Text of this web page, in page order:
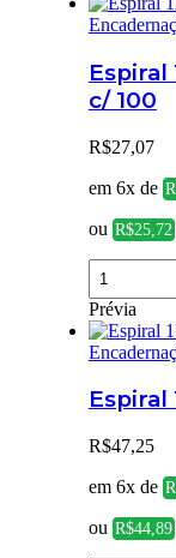
Espiral
c/ 100
R$27,07
em 6x de
ou R$25,72
Prévia
Espiral
R$47,25
em 6x de
ou R$44,89